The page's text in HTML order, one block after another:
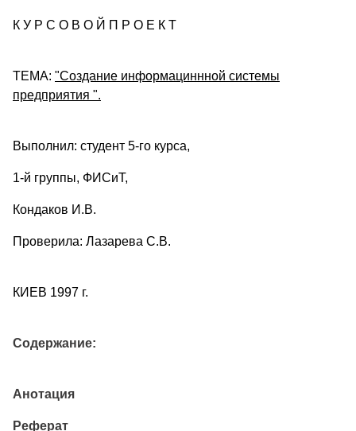
К У Р С О В О Й П Р О Е К Т
ТЕМА: "Создание информациннной системы
предприятия ".
Выполнил: студент 5-го курса,
1-й группы, ФИСиТ,
Кондаков И.В.
Проверила: Лазарева С.В.
КИЕВ 1997 г.
Содержание:
Анотация
Реферат